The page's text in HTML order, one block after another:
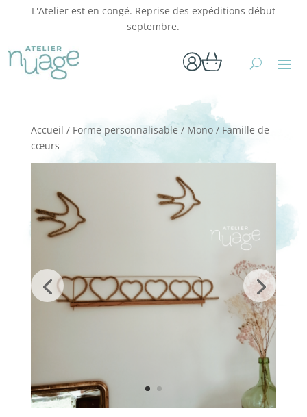
L'Atelier est en congé. Reprise des expéditions début
septembre.
Accueil / Forme personnalisable / Mono/ Famille de
cœurs